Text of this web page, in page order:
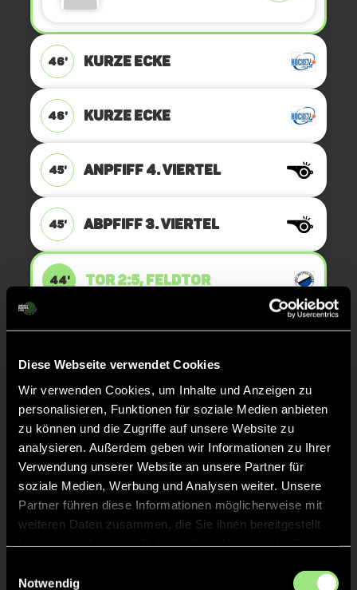
Diese Webseite verwendet Cookies
Wir verwenden Cookies, um Inhalte und Anzeigen zu
personalisieren, Funktionen für soziale Medien anbieten
zu können und die Zugriffe auf unsere Website zu
analysieren. Außerdem geben wir Informationen zu Ihrer
Verwendung unserer Website an unsere Partner für
soziale Medien, Werbung und Analysen weiter. Unsere
Partner führen diese Informationen möglicherweise mit
weiteren Daten zusammen, die Sie ihnen bereitgestellt
Notwendig
46' KURZE ECKE
46' KURZE ECKE
45' ANPFIFF 4. Viertel
45' ABPFIFF 3. Viertel
44' TOR 2:5, FELDTOR
TOR 2:4, FELDTOR
Solo
MoritzRösler 11
32'